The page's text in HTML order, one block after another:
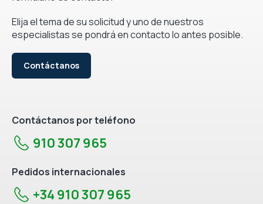
Elija el tema de su solicitud y uno de nuestros
especialistas se pondrá en contacto lo antes posible.
Contáctanos
Contáctanos por teléfono
910 307 965
Pedidos internacionales
+34 910 307 965